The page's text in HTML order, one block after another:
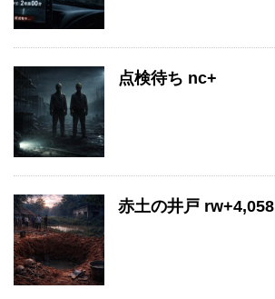
点検待ち nc+
赤土の井戸 rw+4,058